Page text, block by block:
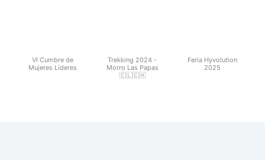
VI Cumbre de
Mujeres Líderes
Trekking 2024 -
Morro Las Papas
🇨🇱🇨🇭
Feria Hyvolution
2025